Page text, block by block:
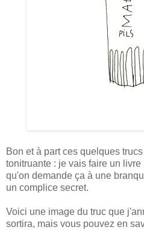
Bon et à part ces quelques
tonitruante : je vais faire un
qu'on demande ça à une
un complice secret.
Voici une image du truc que
sortira, mais vous pouvez en